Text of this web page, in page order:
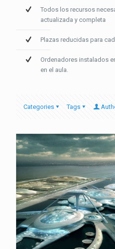
Todos los recursos
actualizada y completa
Plazas reducidas para
Ordenadores instalados
en el aula.
Categories Tags